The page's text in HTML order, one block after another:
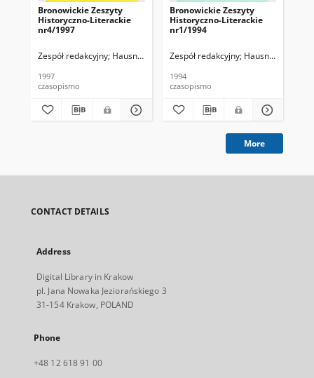
Bronowickie Zeszyty
Historyczno-Literackie
nr4/1997
Zespół redakcyjny Hausner, Wojciech
1997
czasopismo
Bronowickie Zeszyty
Historyczno-Literackie
nr1/1994
Zespół redakcyjny Hausner,
1994
czasopismo
More
CONTACT DETAILS
Address
Digital Library in Krakow
pl. Jana Nowaka Jeziorańskiego 3
31-154 Krakow, POLAND
Phone
+48 12 618 91 00